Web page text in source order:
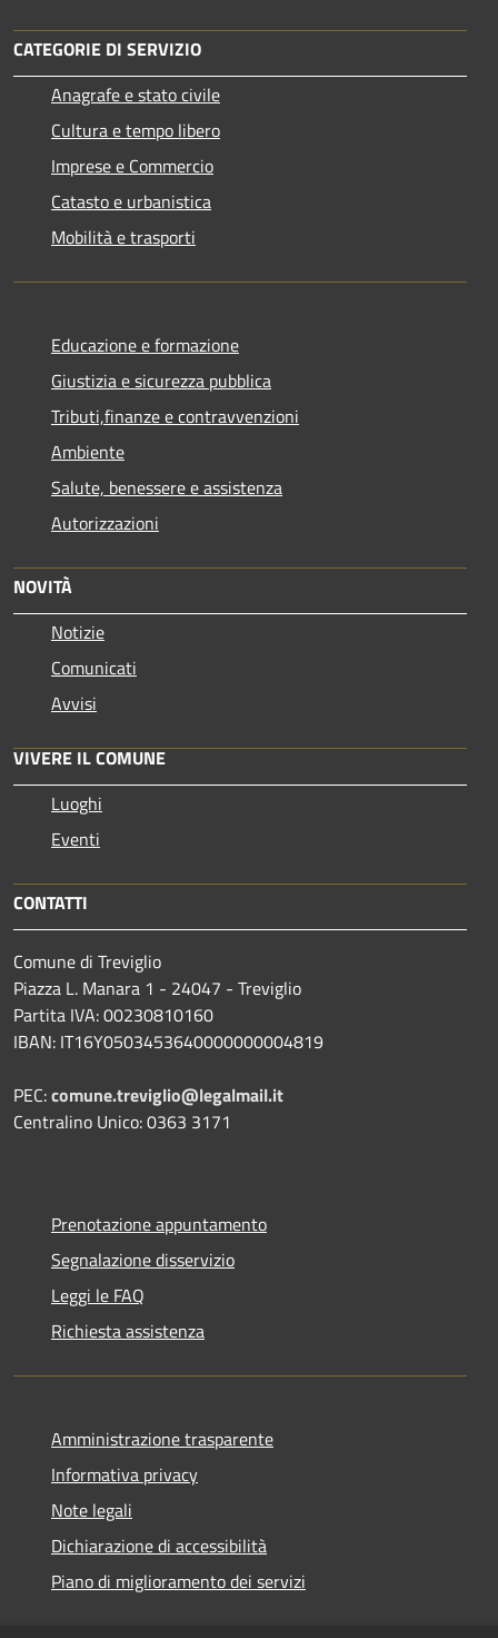
CATEGORIE DI SERVIZIO
Anagrafe e stato civile
Cultura e tempo libero
Imprese e Commercio
Catasto e urbanistica
Mobilità e trasporti
Educazione e formazione
Giustizia e sicurezza pubblica
Tributi,finanze e contravvenzioni
Ambiente
Salute, benessere e assistenza
Autorizzazioni
NOVITÀ
Notizie
Comunicati
Avvisi
VIVERE IL COMUNE
Luoghi
Eventi
CONTATTI
Comune di Treviglio
Piazza L. Manara 1 - 24047 - Treviglio
Partita IVA: 00230810160
IBAN: IT16Y0503453640000000004819
PEC:comune.treviglio@legalmail.it
Centralino Unico: 0363 3171
Prenotazione appuntamento
Segnalazione disservizio
Leggi le FAQ
Richiesta assistenza
Amministrazione trasparente
Informativa privacy
Note legali
Dichiarazione di accessibilità
Piano di miglioramento dei servizi